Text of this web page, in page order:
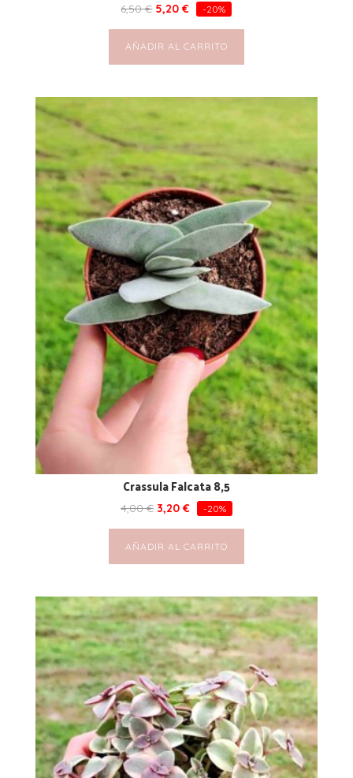
6,50€ 5,20€ -20%
AÑADIR AL CARRITO
Crassula Falcata 8,5
4,00€ 3,20 € -20%
AÑADIR AL CARRITO